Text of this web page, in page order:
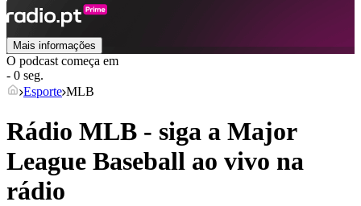
Mais informações
O podcast começa em
- 0 seg.
Esporte MLB
Rádio MLB - siga a Major
League Baseball ao vivo na
rádio